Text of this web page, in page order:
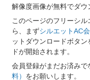
解像度画像が無料でダウ
このページのフリーシ
ら、まずシルエットAC
ットダウンロードボタ
ドが開始されます。
会員登録がまだお済みで
料） をお願いします。